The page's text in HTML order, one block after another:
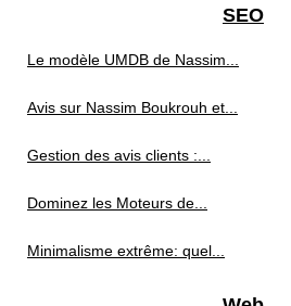
SEO
Le modèle UMDB de Nassim...
Avis sur Nassim Boukrouh et...
Gestion des avis clients :...
Dominez les Moteurs de...
Minimalisme extrême: quel...